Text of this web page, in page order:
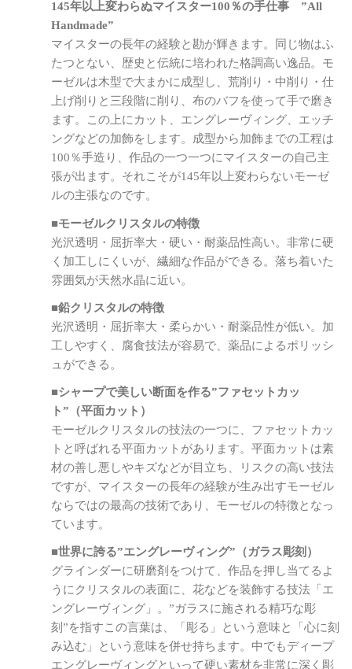
145年以上変わらぬマイスター100％の手仕事 ”All
Handmade”
マイスターの長年の経験と勘が輝きます。同じ物はふ
たつとない、歴史と伝統に培われた格調高い逸品。モ
ーゼルは木型で大まかに成型し、荒削り・中削り・仕
上げ削りと三段階に削り、布のバフを使って手で磨き
ます。この上にカット、エングレーヴィング、エッチ
ングなどの加飾をします。成型から加飾までの工程は
100％手造り、作品の一つ一つにマイスターの自己主
張が出ます。それこそが145年以上変わらないモーゼ
ルの主張なのです。
■モーゼルクリスタルの特徴
光沢透明・屈折率大・硬い・耐薬品性高い。非常に硬
く加工しにくいが、繊細な作品ができる。落ち着いた
雰囲気が天然水晶に近い。
■鉛クリスタルの特徴
光沢透明・屈折率大・柔らかい・耐薬品性が低い。加
工しやすく、腐食技法が容易で、薬品によるポリッシ
ュができる。
■シャープで美しい断面を作る”ファセットカッ
ト”（平面カット）
モーゼルクリスタルの技法の一つに、ファセットカッ
トと呼ばれる平面カットがあります。平面カットは素
材の善し悪しやキズなどが目立ち、リスクの高い技法
ですが、マイスターの長年の経験が生み出すモーゼル
ならではの最高の技術であり、モーゼルの特徴となっ
ています。
■世界に誇る”エングレーヴィング”（ガラス彫刻）
グラインダーに研磨剤をつけて、作品を押し当てるよ
うにクリスタルの表面に、花などを装飾する技法「エ
ングレーヴィング」。”ガラスに施される精巧な彫
刻”を指すこの言葉は、「彫る」という意味と「心に刻
み込む」という意味を併せ持ちます。中でもディープ
エングレーヴィングといって硬い素材を非常に深く彫